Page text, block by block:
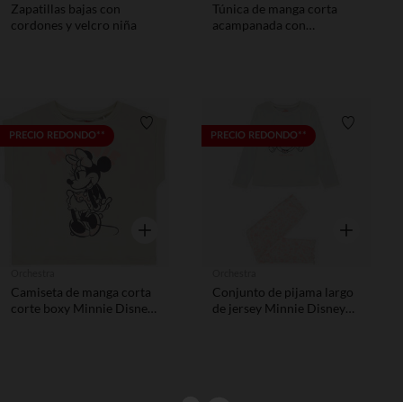
Zapatillas bajas con
cordones y velcro niña
Túnica de manga corta
acampanada con
PRECIO REDONDO** Lista de requisitos
Vista rápida
Camiseta de manga corta
corte boxy Minnie Disney
PRECIO REDONDO**
Vista rápida
Conjunto de pijama largo
de jersey Minnie Disney